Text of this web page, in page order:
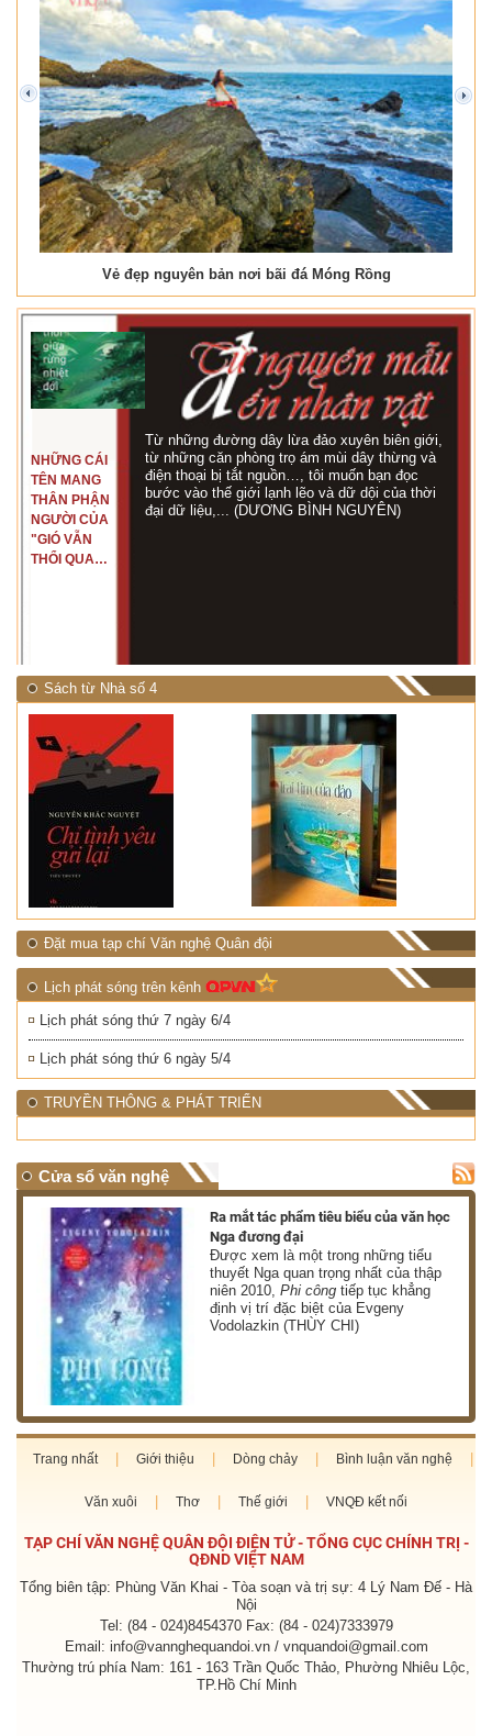
Vẻ đẹp nguyên bản nơi bãi đá Móng Rồng
prev next
NHỮNG CÁI
TÊN MANG
THÂN PHẬN
NGƯỜI CỦA
"GIÓ VẪN
THỔI QUA
Từ những đường dây lừa đảo xuyên biên giới,
từ những căn phòng trọ ám mùi dây thừng và
điện thoại bị tắt nguồn…, tôi muốn bạn đọc
bước vào thế giới lạnh lẽo và dữ dội của thời
đại dữ liệu,... (DƯƠNG BÌNH NGUYÊN)
Sách từ Nhà số 4
Đặt mua tạp chí Văn nghệ Quân đội
Lịch phát sóng trên kênh
Lịch phát sóng thứ 7 ngày 6/4
Lịch phát sóng thứ 6 ngày 5/4
TRUYỀN THÔNG & PHÁT TRIỂN
Cửa sổ văn nghệ
Ra mắt tác phẩm tiêu biểu của văn học
Nga đương đại
Được xem là một trong những tiểu
thuyết Nga quan trọng nhất của thập
niên 2010,Phi công tiếp tục khẳng
định vị trí đặc biệt của Evgeny
Vodolazkin (THÙY CHI)
Trang nhất Giới thiệu Dòng chảy Bình luận văn nghệ
Văn xuôi Thơ Thế giới VNQĐ kết nối
TẠP CHÍ VĂN NGHỆ QUÂN ĐỘI ĐIỆN TỬ - TỔNG CỤC CHÍNH TRỊ -
QĐND VIỆT NAM
Tổng biên tập: Phùng Văn Khai - Tòa soạn và trị sự: 4 Lý Nam Đế - Hà
Nội
Tel: (84 - 024)8454370 Fax: (84 - 024)7333979
Email: info@vannghequandoi.vn / vnquandoi@gmail.com
Thường trú phía Nam: 161 - 163 Trần Quốc Thảo, Phường Nhiêu Lộc,
TP.Hồ Chí Minh